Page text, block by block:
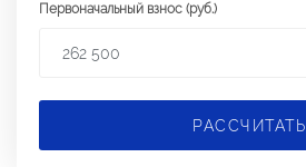
Первоначальный взнос (руб.)
РАССЧИТАТЬ